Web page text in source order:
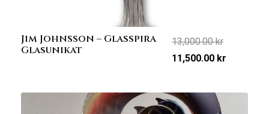
Jim Johnsson – Glasspira
Glasunikat
13,000.00kr
Det
priset
var:
11,500.00 kr
priset